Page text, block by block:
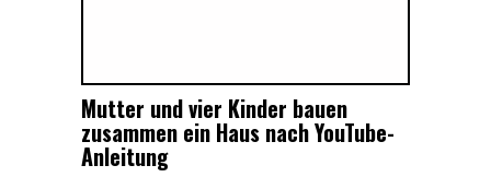
Mutter und vier Kinder bauen
zusammen ein Haus nach YouTube-
Anleitung